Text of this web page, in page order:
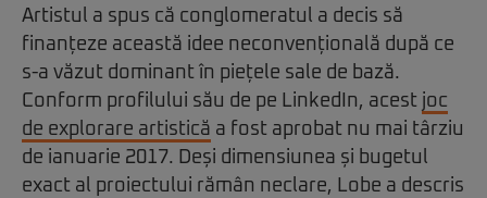
Artistul a spus că conglomeratul a decis să
finanțeze această idee neconvențională după ce
s-a văzut dominant în piețele sale de bază.
Conform profilului său de pe LinkedIn, acest joc
de explorare artistică a fost aprobat nu mai târziu
de ianuarie 2017. Deși dimensiunea și bugetul
exact al proiectului rămân neclare, Lobe a descris